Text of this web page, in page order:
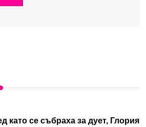
като се събраха за дует, Глория